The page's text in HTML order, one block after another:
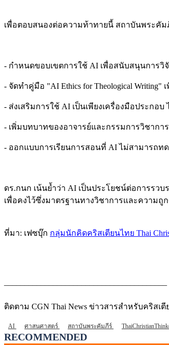
เพื่อตอบสนองต่อความท้าทายนี้ สถาบันพระคัม
- กำหนดขอบเขตการใช้ AI เพื่อสนับสนุนการ
- จัดทำคู่มือ "AI Ethics for Theological
- ส่งเสริมการใช้ AI เป็นเพียงเครื่องมือประกอ
- เพิ่มบทบาทของอาจารย์และกรรมการวิชาก
- ออกแบบการเรียนการสอนที่ AI ไม่สามารถ
ดร.กนก เน้นย้ำว่า AI เป็นประโยชน์ต่อการรว
เพื่อคงไว้ซึ่งมาตรฐานทางวิชาการและความ
ที่มา: เฟซบุ๊ก กลุ่มนักคิดคริสเตียนไทย Thai
ติดตาม CGN Thai News ข่าวสารสำหรับคริสเ
AI ศาสนศาสตร์ สถาบันพระคัมภีร์
RECOMMENDED